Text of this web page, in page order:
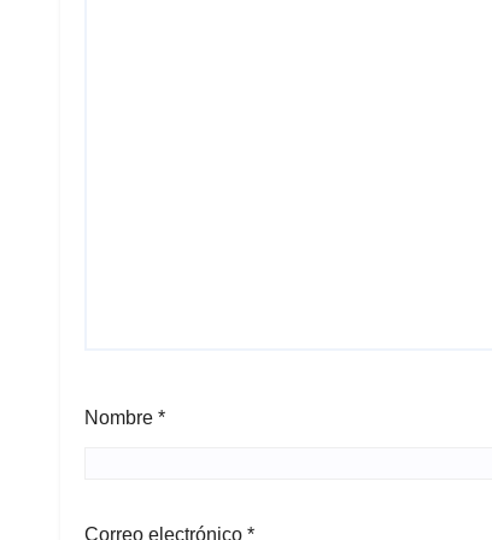
Nombre *
Correo electrónico *